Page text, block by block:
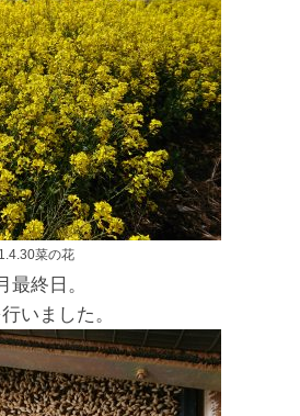
菜の花
終日。
いました。